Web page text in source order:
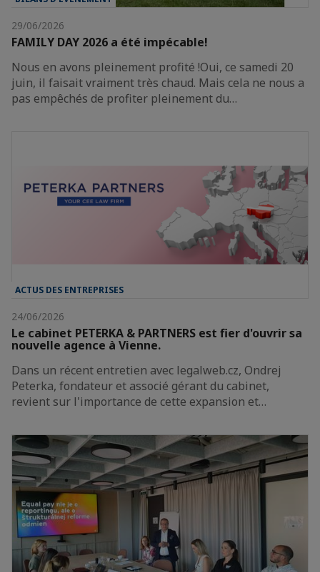
29/06/2026
FAMILY DAY 2026 a été impécable!
Nous en avons pleinement profité !Oui, ce samedi 20
juin, il faisait vraiment très chaud. Mais cela ne nous a
pas empêchés de profiter pleinement du…
ACTUS DES ENTREPRISES
24/06/2026
Le cabinet PETERKA & PARTNERS est fier d'ouvrir sa
nouvelle agence à Vienne.
Dans un récent entretien avec legalweb.cz, Ondrej
Peterka, fondateur et associé gérant du cabinet,
revient sur l'importance de cette expansion et…